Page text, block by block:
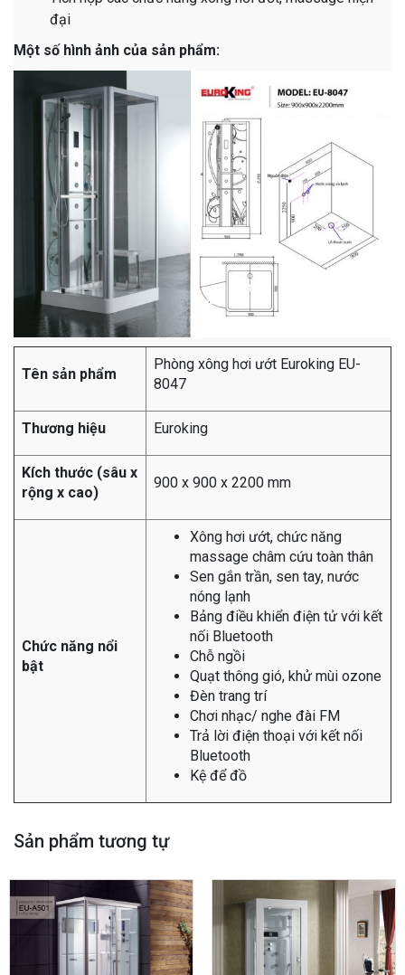
đại
Một số hình ảnh của sản phẩm:
Tên sản phẩm
Phòng xông hơi ướt Euroking EU-
8047
Thương hiệu Euroking
Kích thước (sâu x
rộng x cao)
900 x 900 x 2200 mm
Chức năng nổi
bật
Xông hơi ướt, chức năng
massage châm cứu toàn thân
Sen gắn trần, sen tay, nước
nóng lạnh
Bảng điều khiển điện tử với kết
nối Bluetooth
Chỗ ngồi
Quạt thông gió, khử mùi ozone
Đèn trang trí
Chơi nhạc/ nghe đài FM
Trả lời điện thoại với kết nối
Bluetooth
Kệ để đồ
Sản phẩm tương tự